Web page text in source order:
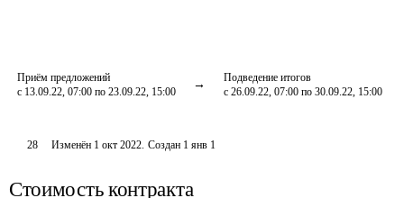
Приём предложений
с 13.09.22, 07:00 по 23.09.22, 15:00
Подведение итогов
с 26.09.22, 07:00 по 30.09.22, 15:00
28 Изменён 1 окт 2022. Создан 1 янв 1
Стоимость контракта